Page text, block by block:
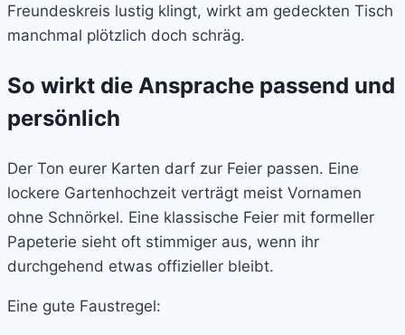
Freundeskreis lustig klingt, wirkt am gedeckten Tisch
manchmal plötzlich doch schräg.
So wirkt die Ansprache passend und
persönlich
Der Ton eurer Karten darf zur Feier passen. Eine
lockere Gartenhochzeit verträgt meist Vornamen
ohne Schnörkel. Eine klassische Feier mit formeller
Papeterie sieht oft stimmiger aus, wenn ihr
durchgehend etwas offizieller bleibt.
Eine gute Faustregel: